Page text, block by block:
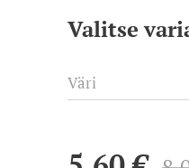
Valitse
Väri